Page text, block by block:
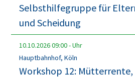
Selbsthilfegruppe für
und Scheidung
10.10.202609:00-Uhr
Hauptbahnhof, Köln
Workshop 12: Mütterrente,